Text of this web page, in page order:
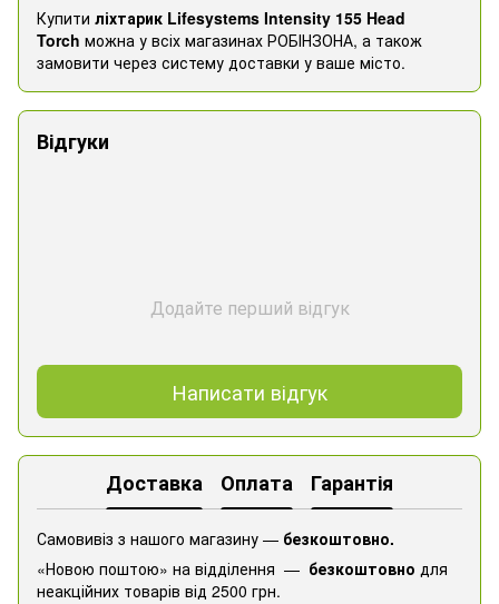
Купити ліхтарик Lifesystems Intensity 155 Head
Torch можна у всіх магазинах РОБІНЗОНА, а також
замовити через систему доставки у ваше місто.
Відгуки
Додайте перший відгук
Написати відгук
Доставка Оплата Гарантія
Самовивіз з нашого магазину — безкоштовно.
«Новою поштою» на відділення — безкоштовно для
неакційних товарів від 2500 грн.